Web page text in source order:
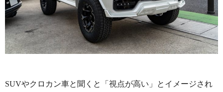
SUVやクロカン車と聞くと「視点が高い」とイメージされ